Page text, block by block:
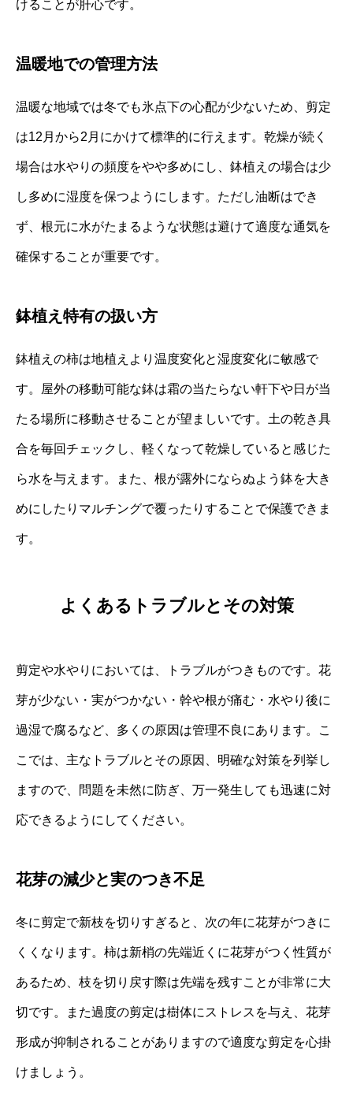
けることが肝心です。
温暖地での管理方法
温暖な地域では冬でも氷点下の心配が少ないため、剪定
は12月から2月にかけて標準的に行えます。乾燥が続く
場合は水やりの頻度をやや多めにし、鉢植えの場合は少
し多めに湿度を保つようにします。ただし油断はでき
ず、根元に水がたまるような状態は避けて適度な通気を
確保することが重要です。
鉢植え特有の扱い方
鉢植えの柿は地植えより温度変化と湿度変化に敏感で
す。屋外の移動可能な鉢は霜の当たらない軒下や日が当
たる場所に移動させることが望ましいです。土の乾き具
合を毎回チェックし、軽くなって乾燥していると感じた
ら水を与えます。また、根が露外にならぬよう鉢を大き
めにしたりマルチングで覆ったりすることで保護できま
す。
よくあるトラブルとその対策
剪定や水やりにおいては、トラブルがつきものです。花
芽が少ない・実がつかない・幹や根が痛む・水やり後に
過湿で腐るなど、多くの原因は管理不良にあります。こ
こでは、主なトラブルとその原因、明確な対策を列挙し
ますので、問題を未然に防ぎ、万一発生しても迅速に対
応できるようにしてください。
花芽の減少と実のつき不足
冬に剪定で新枝を切りすぎると、次の年に花芽がつきに
くくなります。柿は新梢の先端近くに花芽がつく性質が
あるため、枝を切り戻す際は先端を残すことが非常に大
切です。また過度の剪定は樹体にストレスを与え、花芽
形成が抑制されることがありますので適度な剪定を心掛
けましょう。